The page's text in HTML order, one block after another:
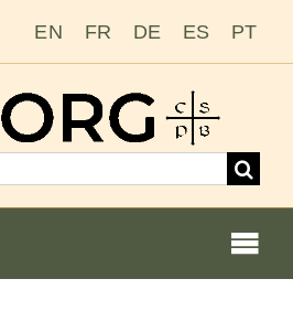
EN FR DE ES PT